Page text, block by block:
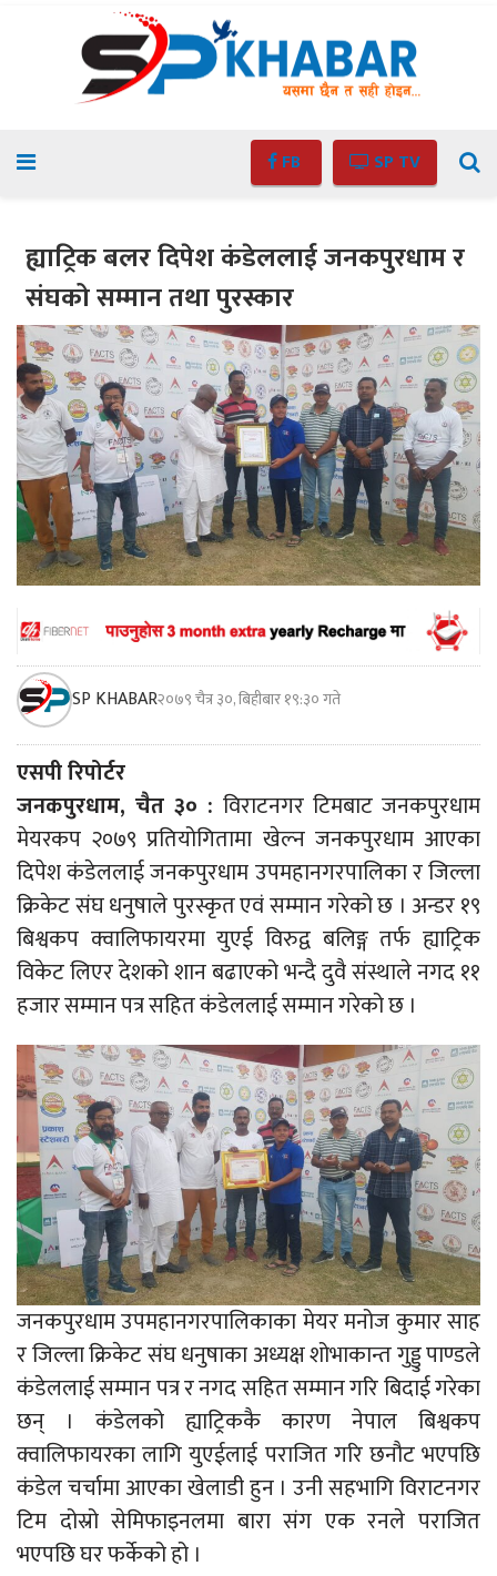
FB SP TV
ह्याट्रिक बलर दिपेश कंडेललाई जनकपुरधाम र
संघको सम्मान तथा पुरस्कार
SP KHABAR२०७९ चैत्र ३०, बिहीबार १९:३० गते
एसपी रिपोर्टर
जनकपुरधाम, चैत ३० : विराटनगर टिमबाट जनकपुरधाम
मेयरकप २०७९ प्रतियोगितामा खेल्न जनकपुरधाम आएका
दिपेश कंडेललाई जनकपुरधाम उपमहानगरपालिका र जिल्ला
क्रिकेट संघ धनुषाले पुरस्कृत एवं सम्मान गरेको छ । अन्डर १९
बिश्वकप क्वालिफायरमा युएई विरुद्व बलिङ्ग तर्फ ह्याट्रिक
विकेट लिएर देशको शान बढाएको भन्दै दुवै संस्थाले नगद ११
हजार सम्मान पत्र सहित कंडेललाई सम्मान गरेको छ ।
जनकपुरधाम उपमहानगरपालिकाका मेयर मनोज कुमार साह
र जिल्ला क्रिकेट संघ धनुषाका अध्यक्ष शोभाकान्त गुड्डु पाण्डले
कंडेललाई सम्मान पत्र र नगद सहित सम्मान गरि बिदाई गरेका
छन् । कंडेलको ह्याट्रिककै कारण नेपाल बिश्वकप
क्वालिफायरका लागि युएईलाई पराजित गरि छनौट भएपछि
कंडेल चर्चामा आएका खेलाडी हुन । उनी सहभागि विराटनगर
टिम दोस्रो सेमिफाइनलमा बारा संग एक रनले पराजित
भएपछि घर फर्केको हो ।